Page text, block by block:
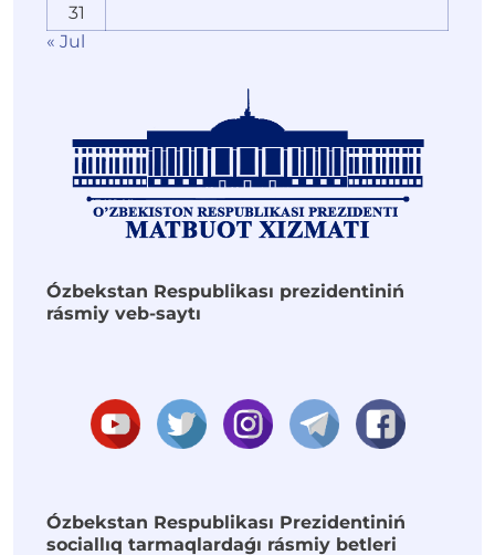
31
« Jul
Ózbekstan Respublikası prezidentiniń
rásmiy veb-saytı
Ózbekstan Respublikası Prezidentiniń
sociallıq tarmaqlardaǵı rásmiy betleri